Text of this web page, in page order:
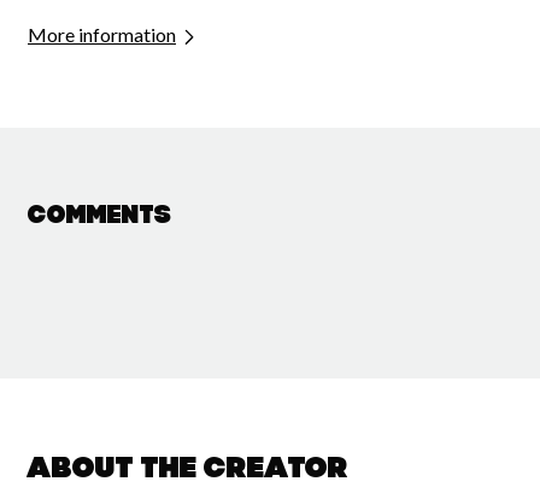
More information
Comments
About the creator